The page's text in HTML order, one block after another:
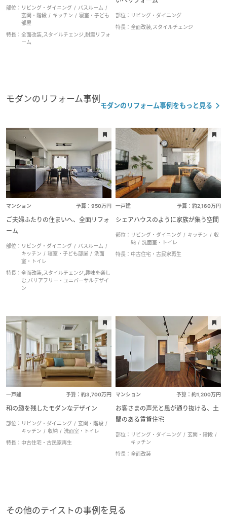
部位： リビング・ダイニング
バスルーム
玄関・階段
キッチン
寝室・子ども
部屋
特長： 全面改装,スタイルチェンジ,耐震リフォ
ーム
部位： リビング・ダイニング
特長： 全面改装,スタイルチェンジ
モダンのリフォーム事例
モダンのリフォーム事例をもっと見る
マンション 予算：950万円
ご夫婦ふたりの住まいへ、全面リフォ
ーム
部位： リビング・ダイニング
バスルーム
キッチン
寝室・子ども部屋
洗面
室・トイレ
特長： 全面改装,スタイルチェンジ,趣味を楽し
む,バリアフリー・ユニバーサルデザイ
ン
一戸建 予算：約2,160万円
シェアハウスのように家族が集う空間
部位： リビング・ダイニング キッチン
収
納
洗面室・トイレ
特長： 中古住宅・古民家再生
一戸建 予算：約3,700万円
和の趣を残したモダンなデザイン
部位： リビング・ダイニング
玄関・階段
キッチン
収納
洗面室・トイレ
特長： 中古住宅・古民家再生
マンション 予算：約1,200万円
お客さまの声光と風が通り抜ける、土
間のある賃貸住宅
部位： リビング・ダイニング
玄関・階段
キッチン
特長： 全面改装
その他のテイストの事例を見る